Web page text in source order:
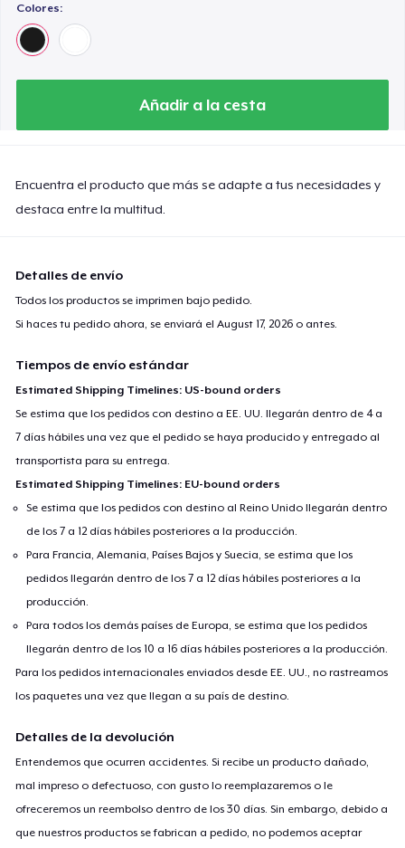
Colores:
Añadir a la cesta
Encuentra el producto que más se adapte a tus necesidades y
destaca entre la multitud.
Detalles de envío
Todos los productos se imprimen bajo pedido.
Si haces tu pedido ahora, se enviará elAugust 17, 2026 o antes.
Tiempos de envío estándar
Estimated Shipping Timelines: US-bound orders
Se estima que los pedidos con destino a EE. UU. llegarán dentro de 4 a
7 días hábiles una vez que el pedido se haya producido y entregado al
transportista para su entrega.
Estimated Shipping Timelines: EU-bound orders
Se estima que los pedidos con destino al Reino Unido llegarán dentro
de los 7 a 12 días hábiles posteriores a la producción.
Para Francia, Alemania, Países Bajos y Suecia, se estima que los
pedidos llegarán dentro de los 7 a 12 días hábiles posteriores a la
producción.
Para todos los demás países de Europa, se estima que los pedidos
llegarán dentro de los 10 a 16 días hábiles posteriores a la producción.
Para los pedidos internacionales enviados desde EE. UU., no rastreamos
los paquetes una vez que llegan a su país de destino.
Detalles de la devolución
Entendemos que ocurren accidentes. Si recibe un producto dañado,
mal impreso o defectuoso, con gusto lo reemplazaremos o le
ofreceremos un reembolso dentro de los 30 días. Sin embargo, debido a
que nuestros productos se fabrican a pedido, no podemos aceptar